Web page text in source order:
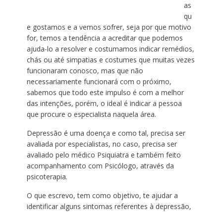
as
qu
e gostamos e a vemos sofrer, seja por que motivo
for, temos a tendência a acreditar que podemos
ajuda-lo a resolver e costumamos indicar remédios,
chás ou até simpatias e costumes que muitas vezes
funcionaram conosco, mas que não
necessariamente funcionará com o próximo,
sabemos que todo este impulso é com a melhor
das intenções, porém, o ideal é indicar a pessoa
que procure o especialista naquela área.
Depressão é uma doença e como tal, precisa ser
avaliada por especialistas, no caso, precisa ser
avaliado pelo médico Psiquiatra e também feito
acompanhamento com Psicólogo, através da
psicoterapia.
O que escrevo, tem como objetivo, te ajudar a
identificar alguns sintomas referentes à depressão,